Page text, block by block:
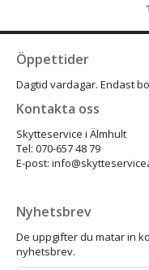
Öppettider
Dagtid vardagar. Endast
Kontakta oss
Skytteservice i Älmhult
Tel: 070-657 48 79
E-post:
Nyhetsbrev
De uppgifter du matar in
nyhetsbrev.